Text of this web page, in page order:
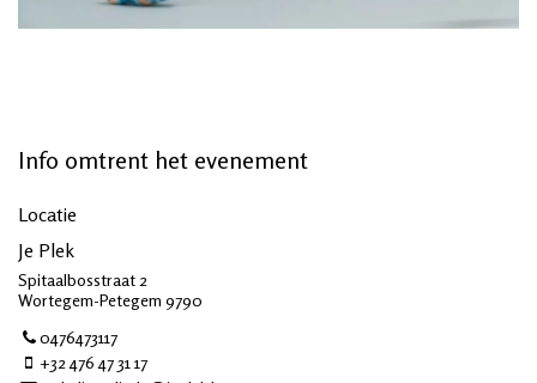
Info omtrent het evenement
Locatie
Je Plek
Spitaalbosstraat 2
Wortegem-Petegem 9790
0476473117
+32 476 47 31 17